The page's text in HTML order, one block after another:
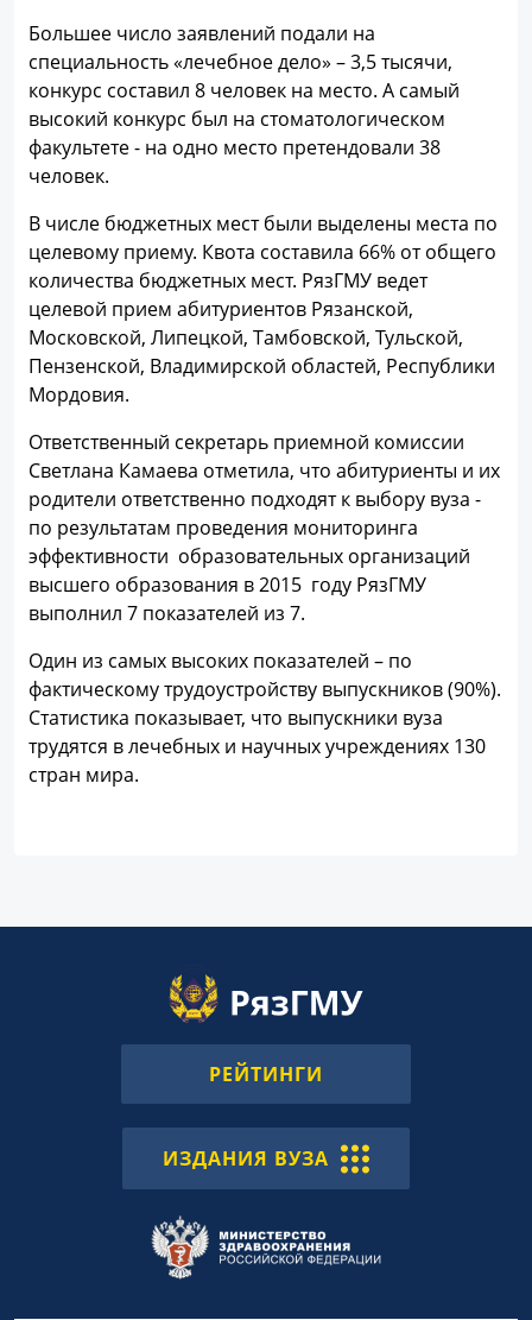
Большее число заявлений подали на
специальность «лечебное дело» – 3,5 тысячи,
конкурс составил 8 человек на место. А самый
высокий конкурс был на стоматологическом
факультете - на одно место претендовали 38
человек.
В числе бюджетных мест были выделены места по
целевому приему. Квота составила 66% от общего
количества бюджетных мест. РязГМУ ведет
целевой прием абитуриентов Рязанской,
Московской, Липецкой, Тамбовской, Тульской,
Пензенской, Владимирской областей, Республики
Мордовия.
Ответственный секретарь приемной комиссии
Светлана Камаева отметила, что абитуриенты и их
родители ответственно подходят к выбору вуза -
по результатам проведения мониторинга
эффективности образовательных организаций
высшего образования в 2015 году РязГМУ
выполнил 7 показателей из 7.
Один из самых высоких показателей – по
фактическому трудоустройству выпускников (90%).
Статистика показывает, что выпускники вуза
трудятся в лечебных и научных учреждениях 130
стран мира.
РЕЙТИНГИ
ИЗДАНИЯ ВУЗА